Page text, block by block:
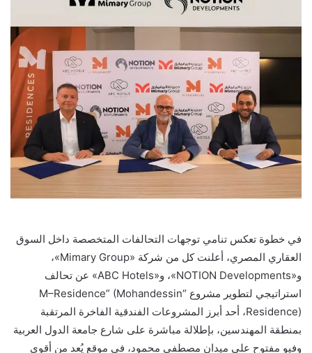
في خطوة تعكس تنامي توجهات التحالفات المتخصصة داخل السوق
العقاري المصري، أعلنت كل من شركة «Mimary Group»،
و«NOTION Developments»، و«ABC Hotels» عن تحالف
استراتيجي لتطوير مشروع “M–Residence” (Mohandessin
Residence)، أحد أبرز المشروعات الفندقية الفاخرة المرتقبة
بمنطقة المهندسين، بإطلالة مباشرة على شارع جامعة الدول العربية
وفيو مفتوح على ميدان مصطفى محمود، في موقع يُعد من أقوى